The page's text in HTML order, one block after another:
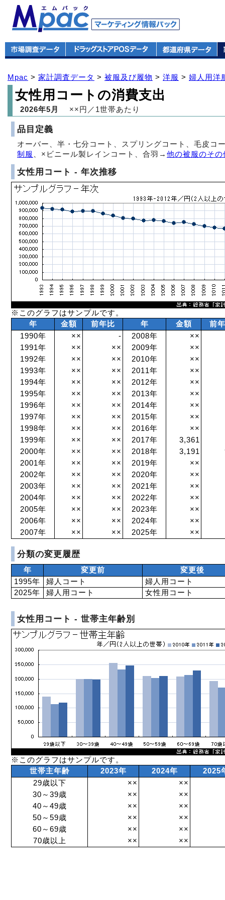
Mpac > 家計調査データ > 被服及び履物 > 洋服 > 婦人用洋
女性用コートの消費支出
2026年5月 ××円／1世帯あたり
品目定義
オーバー、半・七分コート、スプリングコート、毛皮
制服
、×ビニール製レインコート、合羽→ 他の被服のその
女性用コート - 年次推移
※このグラフはサンプルです。
年
金額 前年比 年 金額
前
1990年
×× - 2008年
××
1991年
×× ×× 2009年
××
1992年
×× ×× 2010年
××
1993年
×× ×× 2011年
××
1994年
×× ×× 2012年
××
1995年
×× ×× 2013年
××
1996年
×× ×× 2014年
××
1997年
×× ×× 2015年
××
1998年
×× ×× 2016年
××
1999年
×× ×× 2017年
3,361
2000年
×× ×× 2018年 3,191
2001年
×× ×× 2019年
××
2002年
×× ×× 2020年
××
2003年
×× ×× 2021年
××
2004年
×× ×× 2022年
××
2005年
×× ×× 2023年
××
2006年
×× ×× 2024年
××
2007年
×× ×× 2025年 ××
分類の変更履歴
年 変更前
変更後
1995年
婦人コート
婦人用コート
2025年
婦人用コート 女性用コート
女性用コート - 世帯主年齢別
※このグラフはサンプルです。
世帯主年齢
2023年 2024年
2025
29歳以下
××
××
30～39歳
××
××
40～49歳
××
××
50～59歳
××
××
60～69歳
××
××
70歳以上
×× ××